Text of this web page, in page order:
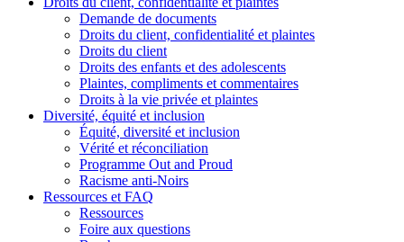
Demande de documents
Droits du client, confidentialité et plaintes
Droits du client
Droits des enfants et des adolescents
Plaintes, compliments et commentaires
Droits à la vie privée et plaintes
Diversité, équité et inclusion
Équité, diversité et inclusion
Vérité et réconciliation
Programme Out and Proud
Racisme anti-Noirs
Ressources et FAQ
Ressources
Foire aux questions